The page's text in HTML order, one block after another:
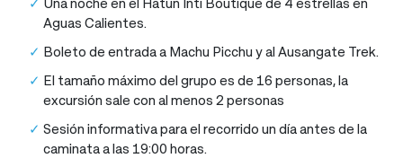
Aguas Calientes.
Boleto de entrada a Machu Picchu y al Ausangate Trek.
El tamaño máximo del grupo es de 16 personas, la
excursión sale con al menos 2 personas
Sesión informativa para el recorrido un día antes de la
caminata a las 19:00 horas.